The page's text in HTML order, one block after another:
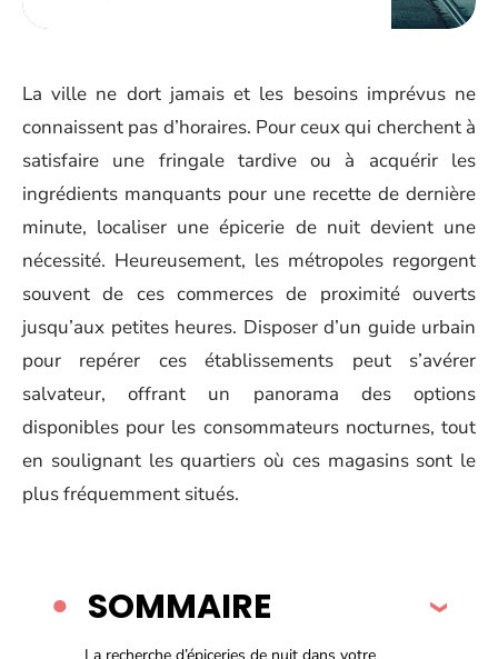
La ville ne dort jamais et les besoins imprévus ne
connaissent pas d’horaires. Pour ceux qui cherchent à
satisfaire une fringale tardive ou à acquérir les
ingrédients manquants pour une recette de dernière
minute, localiser une épicerie de nuit devient une
nécessité. Heureusement, les métropoles regorgent
souvent de ces commerces de proximité ouverts
jusqu’aux petites heures. Disposer d’un guide urbain
pour repérer ces établissements peut s’avérer
salvateur, offrant un panorama des options
disponibles pour les consommateurs nocturnes, tout
en soulignant les quartiers où ces magasins sont le
plus fréquemment situés.
SOMMAIRE
La recherche d’épiceries de nuit dans votre